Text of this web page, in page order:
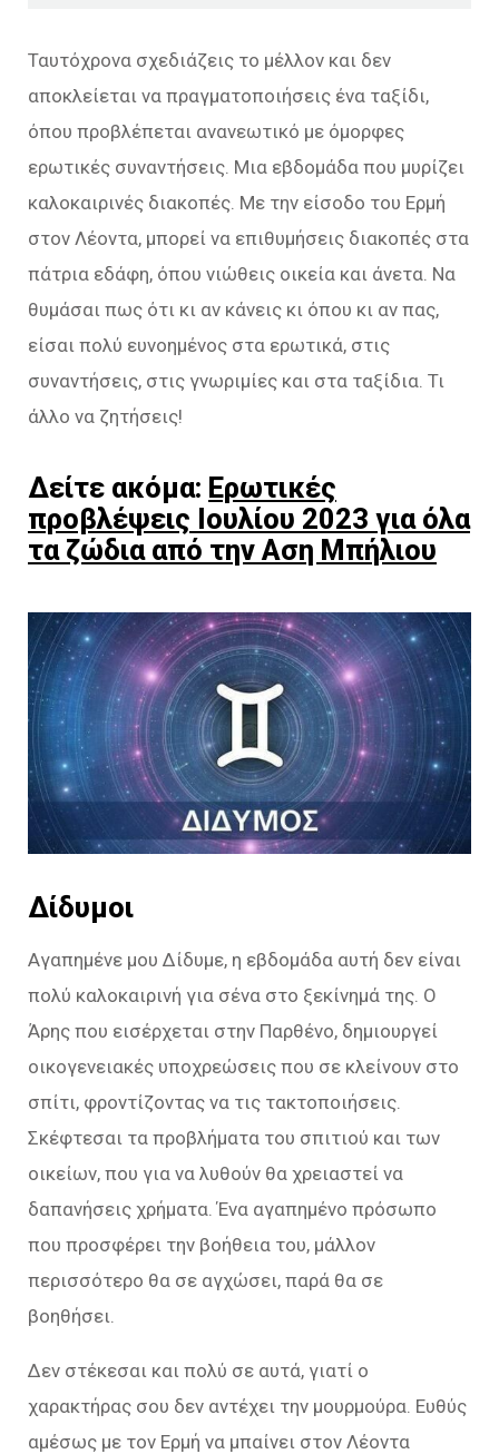
Ταυτόχρονα σχεδιάζεις το μέλλον και δεν
αποκλείεται να πραγματοποιήσεις ένα ταξίδι,
όπου προβλέπεται ανανεωτικό με όμορφες
ερωτικές συναντήσεις. Μια εβδομάδα που μυρίζει
καλοκαιρινές διακοπές. Με την είσοδο του Ερμή
στον Λέοντα, μπορεί να επιθυμήσεις διακοπές στα
πάτρια εδάφη, όπου νιώθεις οικεία και άνετα. Να
θυμάσαι πως ότι κι αν κάνεις κι όπου κι αν πας,
είσαι πολύ ευνοημένος στα ερωτικά, στις
συναντήσεις, στις γνωριμίες και στα ταξίδια. Τι
άλλο να ζητήσεις!
Δείτε ακόμα: Ερωτικές
προβλέψεις Ιουλίου 2023 για όλα
τα ζώδια από την Αση Μπήλιου
Δίδυμοι
Αγαπημένε μου Δίδυμε, η εβδομάδα αυτή δεν είναι
πολύ καλοκαιρινή για σένα στο ξεκίνημά της. Ο
Άρης που εισέρχεται στην Παρθένο, δημιουργεί
οικογενειακές υποχρεώσεις που σε κλείνουν στο
σπίτι, φροντίζοντας να τις τακτοποιήσεις.
Σκέφτεσαι τα προβλήματα του σπιτιού και των
οικείων, που για να λυθούν θα χρειαστεί να
δαπανήσεις χρήματα. Ένα αγαπημένο πρόσωπο
που προσφέρει την βοήθεια του, μάλλον
περισσότερο θα σε αγχώσει, παρά θα σε
βοηθήσει.
Δεν στέκεσαι και πολύ σε αυτά, γιατί ο
χαρακτήρας σου δεν αντέχει την μουρμούρα. Ευθύς
αμέσως με τον Ερμή να μπαίνει στον Λέοντα